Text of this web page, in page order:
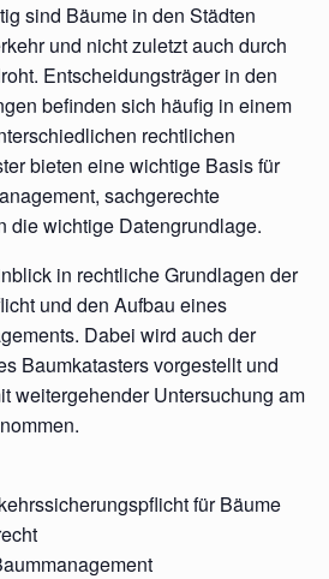
sind Bäume in den Städten
und nicht zuletzt auch durch
Entscheidungsträger in den
befinden sich häufig in einem
rechtlichen
bieten eine wichtige Basis für
sachgerechte
die wichtige Datengrundlage.
in rechtliche Grundlagen der
und den Aufbau eines
Dabei wird auch der
Baumkatasters vorgestellt und
weitergehender Untersuchung am
für Bäume